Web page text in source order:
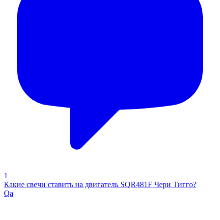
1
Какие свечи ставить на двигатель SQR481F Чери Тигго?
Qa